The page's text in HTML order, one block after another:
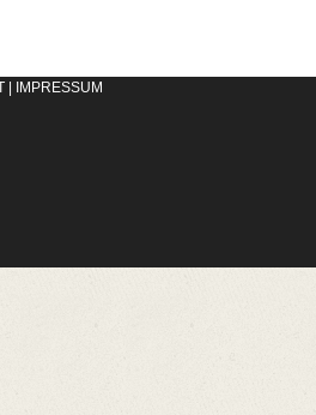
IMPRESSUM